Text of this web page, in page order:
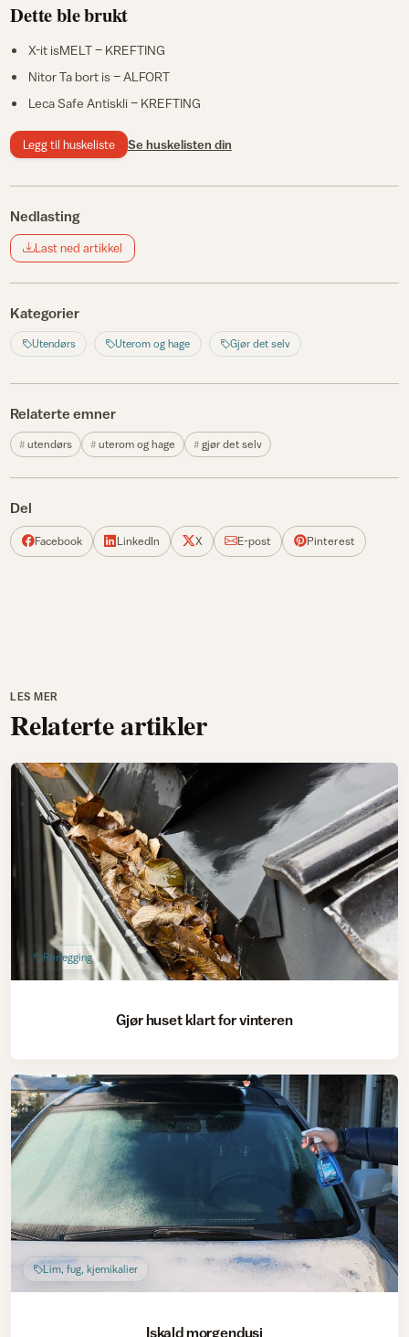
Dette ble brukt
X-it isMELT – KREFTING
Nitor Ta bort is – ALFORT
Leca Safe Antiskli – KREFTING
Legg til huskeliste Se huskelisten din
Nedlasting
Last ned artikkel
Kategorier
Utendørs Uterom og hage Gjør det selv
Relaterte emner
utendørs uterom og hage gjør det selv
Del
Facebook LinkedIn X E-post Pinterest
LES MER
Relaterte artikler
Rørlegging
Gjør huset klart for vinteren
Lim, fug, kjemikalier
Iskald morgendusj